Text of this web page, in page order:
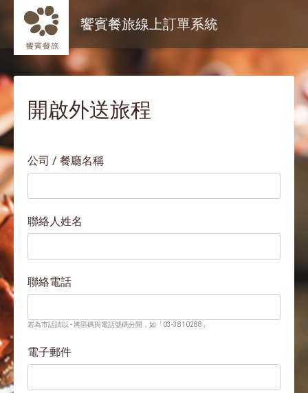
饗賓餐旅線上訂單系統
開啟外送旅程
公司 / 餐廳名稱
聯絡人姓名
聯絡電話
若為市話請以 - 將區碼與電話號碼分開，如「03-3810288」
電子郵件